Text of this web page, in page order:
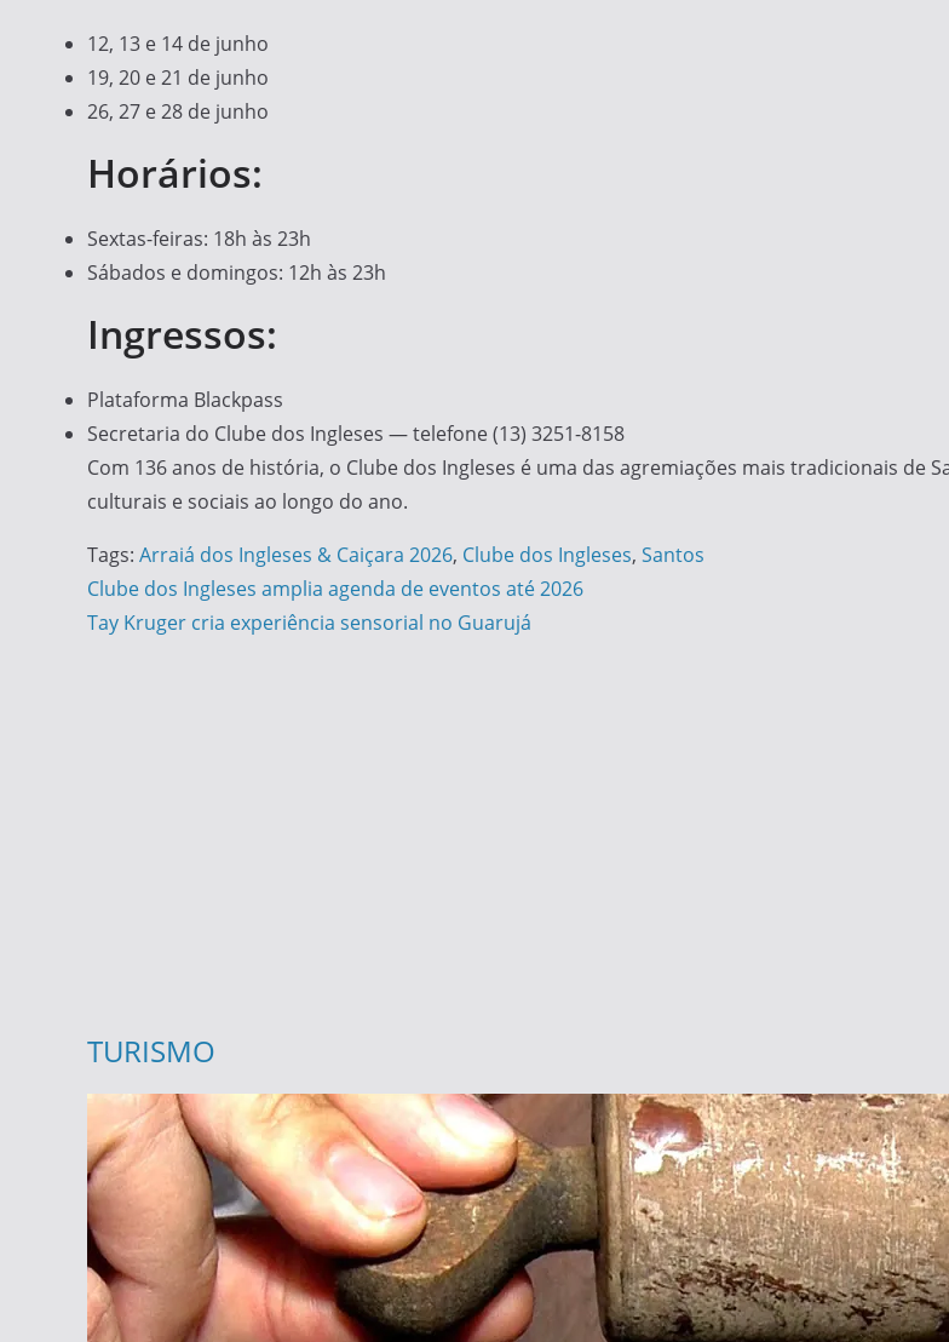
12, 13 e 14 de junho
19, 20 e 21 de junho
26, 27 e 28 de junho
Horários:
Sextas-feiras: 18h às 23h
Sábados e domingos: 12h às 23h
Ingressos:
Plataforma Blackpass
Secretaria do Clube dos Ingleses — telefone (13) 3251-8158
Com 136 anos de história, o Clube dos Ingleses é uma das agremiações mais tradicionais de
culturais e sociais ao longo do ano.
Tags: Arraiá dos Ingleses & Caiçara 2026, Clube dos Ingleses, Santos
Navegação
de
Clube dos Ingleses amplia agenda de eventos até 2026
Tay Kruger cria experiência sensorial no Guarujá
TURISMO